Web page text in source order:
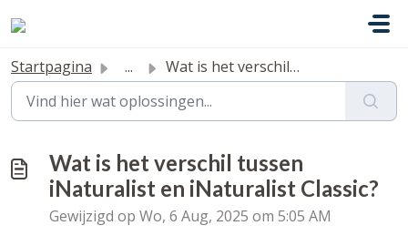
Startpagina ... Wat is het verschil tussen iNaturalist en iNaturalist Cla...
Wat is het verschil tussen
iNaturalist en iNaturalist Classic?
Gewijzigd op Wo, 6 Aug, 2025 om 5:05 AM